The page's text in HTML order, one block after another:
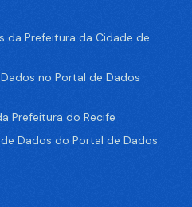
da Prefeitura da Cidade de
no Portal de Dados
Prefeitura do Recife
Dados do Portal de Dados